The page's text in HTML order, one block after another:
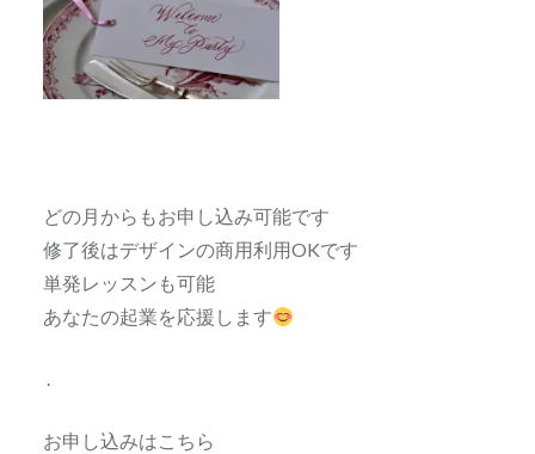
どの月からもお申し込み可能です
修了後はデザインの商用利用OKです
単発レッスンも可能
あなたの起業を応援します
.
お申し込みはこちら